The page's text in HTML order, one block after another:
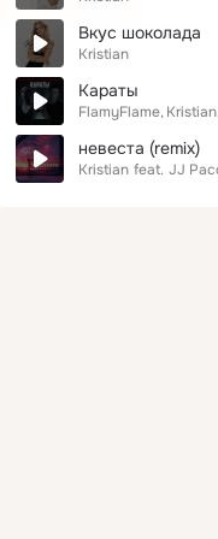
Вкус шоколада
Kristian
Караты
FlamyFlame Kristian
невеста (remix)
Kristian feat. JJ